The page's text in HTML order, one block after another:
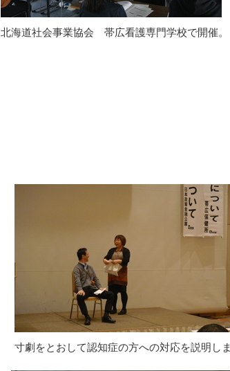
北海道社会事業協会 帯広看護専門学校で開催。
寸劇をとおして認知症の方への対応を説明しま